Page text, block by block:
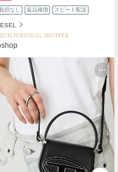
担なし 返品補償 スピード配送
PERSONAL SHOPPER